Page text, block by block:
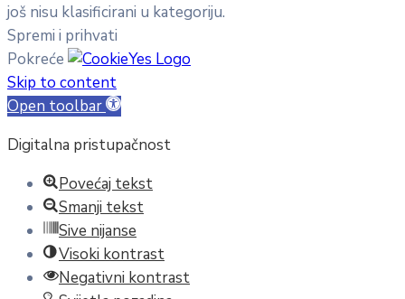
još nisu klasificirani u kategoriju.
Spremi i prihvati
Pokreće
Skip to content
Open toolbar
Digitalna pristupačnost
Povećaj tekst
Smanji tekst
Sive nijanse
Visoki kontrast
Negativni kontrast